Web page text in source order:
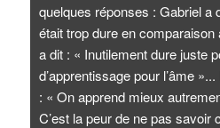
quelques réponses : Gabriel a
était trop dure en
a dit : « Inutilement dure juste
d’apprentissage pour l’âme
: « On apprend mieux
C’est la peur de ne pas savoir